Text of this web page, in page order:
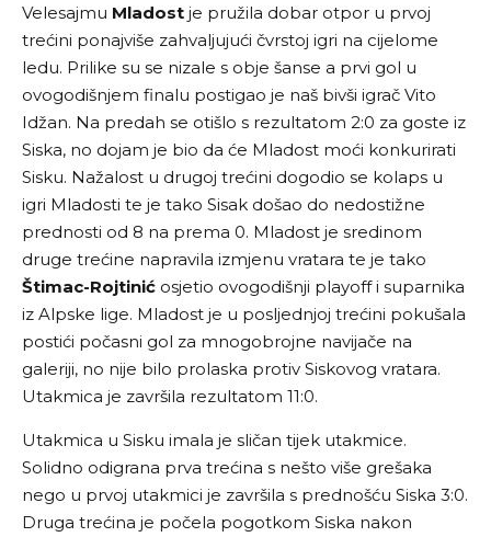
Velesajmu Mladost je pružila dobar otpor u prvoj
trećini ponajviše zahvaljujući čvrstoj igri na cijelome
ledu. Prilike su se nizale s obje šanse a prvi gol u
ovogodišnjem finalu postigao je naš bivši igrač Vito
Idžan. Na predah se otišlo s rezultatom 2:0 za goste iz
Siska, no dojam je bio da će Mladost moći konkurirati
Sisku. Nažalost u drugoj trećini dogodio se kolaps u
igri Mladosti te je tako Sisak došao do nedostižne
prednosti od 8 na prema 0. Mladost je sredinom
druge trećine napravila izmjenu vratara te je tako
Štimac-Rojtinić osjetio ovogodišnji playoff i suparnika
iz Alpske lige. Mladost je u posljednjoj trećini pokušala
postići počasni gol za mnogobrojne navijače na
galeriji, no nije bilo prolaska protiv Siskovog vratara.
Utakmica je završila rezultatom 11:0.
Utakmica u Sisku imala je sličan tijek utakmice.
Solidno odigrana prva trećina s nešto više grešaka
nego u prvoj utakmici je završila s prednošću Siska 3:0.
Druga trećina je počela pogotkom Siska nakon